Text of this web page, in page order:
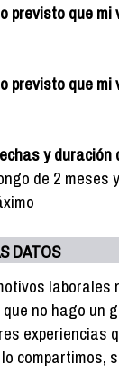
previsto que mi
previsto que
y duración
de 2 meses
DATOS
laborales
no hago un
experiencias
compartimos,